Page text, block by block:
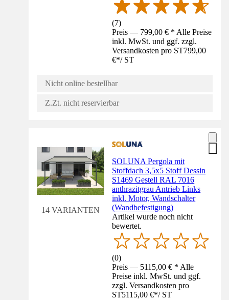
(7)
Preis — 799,00 € * Alle Preise
inkl. MwSt. und ggf. zzgl.
Versandkosten pro ST799,00
€*/ ST
Nicht online bestellbar
Z.Zt. nicht reservierbar
14 VARIANTEN
SOLUNA Pergola mit
Stoffdach 3,5x5 Stoff Dessin
S1469 Gestell RAL 7016
anthrazitgrau Antrieb Links
inkl. Motor, Wandschalter
(Wandbefestigung)
Artikel wurde noch nicht
bewertet.
(0)
Preis — 5115,00 € * Alle
Preise inkl. MwSt. und ggf.
zzgl. Versandkosten pro
ST5115,00 €*/ ST